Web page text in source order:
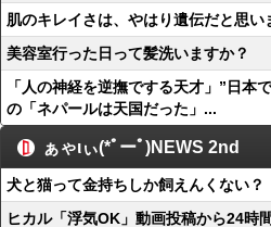
肌のキレイさは、やはり遺伝だと思い
美容室行った日って髪洗いますか？
「人の神経を逆撫でする天才」”日本
の「ネパールは天国だった」...
ぁゃιぃ(*ﾟーﾟ)NEWS 2nd
犬と猫って金持ちしか飼えんくない？
ヒカル「浮気OK」動画投稿から24時